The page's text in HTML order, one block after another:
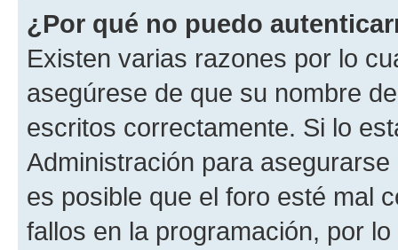
¿Por qué no puedo
Existen varias razones por lo
asegúrese de que su nombre
escritos correctamente. Si lo
Administración para
es posible que el foro esté mal
fallos en la programación, por